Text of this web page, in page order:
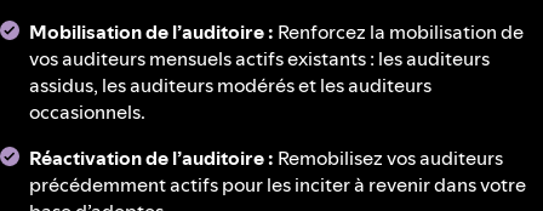
Mobilisation de l’auditoire : Renforcez la mobilisation de
vos auditeurs mensuels actifs existants : les auditeurs
assidus, les auditeurs modérés et les auditeurs
occasionnels.
Réactivation de l’auditoire : Remobilisez vos auditeurs
précédemment actifs pour les inciter à revenir dans votre